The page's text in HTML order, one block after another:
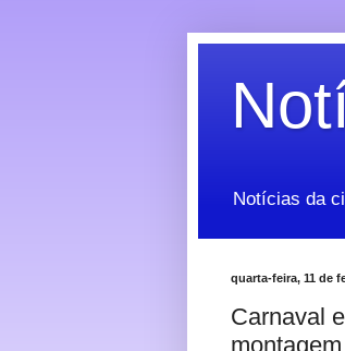
Notícias da
quarta-feira, 11 de
Carnaval